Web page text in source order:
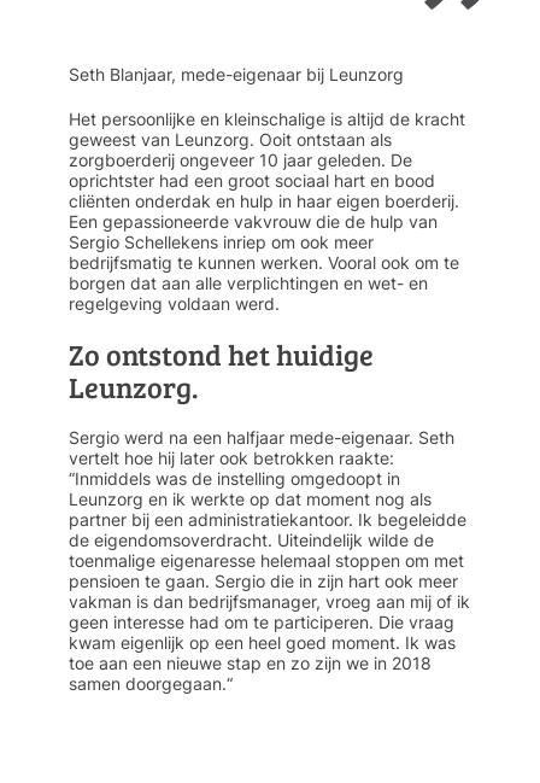
Seth Blanjaar, mede-eigenaar bij Leunzorg
Het persoonlijke en kleinschalige is altijd de kracht
geweest van Leunzorg. Ooit ontstaan als
zorgboerderij ongeveer 10 jaar geleden. De
oprichtster had een groot sociaal hart en bood
cliënten onderdak en hulp in haar eigen boerderij.
Een gepassioneerde vakvrouw die de hulp van
Sergio Schellekens inriep om ook meer
bedrijfsmatig te kunnen werken. Vooral ook om te
borgen dat aan alle verplichtingen en wet- en
regelgeving voldaan werd.
Zo ontstond het huidige
Leunzorg.
Sergio werd na een halfjaar mede-eigenaar. Seth
vertelt hoe hij later ook betrokken raakte:
“Inmiddels was de instelling omgedoopt in
Leunzorg en ik werkte op dat moment nog als
partner bij een administratiekantoor. Ik begeleidde
de eigendomsoverdracht. Uiteindelijk wilde de
toenmalige eigenaresse helemaal stoppen om met
pensioen te gaan. Sergio die in zijn hart ook meer
vakman is dan bedrijfsmanager, vroeg aan mij of ik
geen interesse had om te participeren. Die vraag
kwam eigenlijk op een heel goed moment. Ik was
toe aan een nieuwe stap en zo zijn we in 2018
samen doorgegaan.“